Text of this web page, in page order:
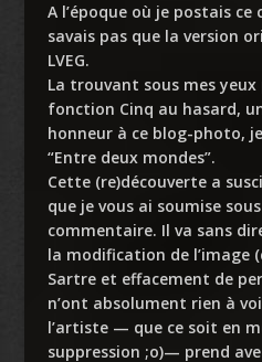
A l’époque où je postais
savais pas que la version
LVEG.
La trouvant sous mes
fonction Cinq au hasard,
honneur à ce blog-photo,
“Entre deux mondes”.
Cette (re)découverte a
que je vous ai soumise
commentaire. Il va sans
la modification de l’image
Sartre et effacement de
n’ont absolument rien à
l’artiste — que ce soit en
suppression ;o)— prend